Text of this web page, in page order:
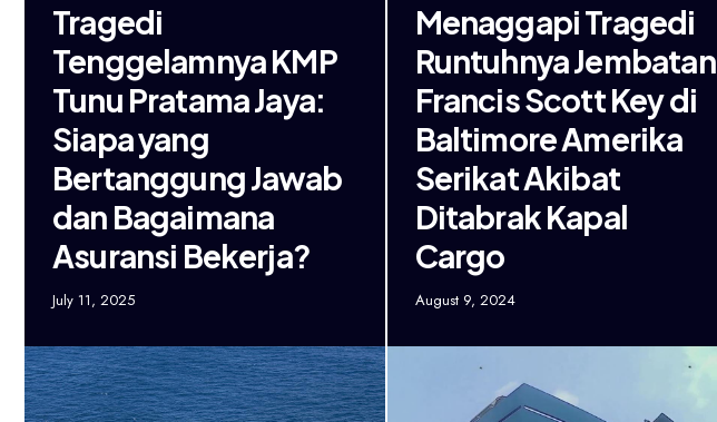
Tragedi
Tenggelamnya KMP
Tunu Pratama Jaya:
Siapa yang
Bertanggung Jawab
dan Bagaimana
Asuransi Bekerja?
July 11, 2025
Menaggapi Tragedi
Runtuhnya Jembatan
Francis Scott Key di
Baltimore Amerika
Serikat Akibat
Ditabrak Kapal
Cargo
August 9, 2024